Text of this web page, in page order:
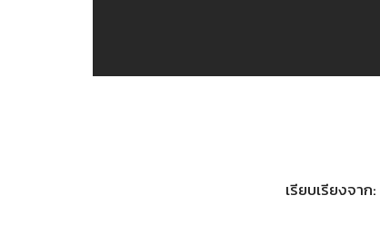
เรียบเรียงจาก: